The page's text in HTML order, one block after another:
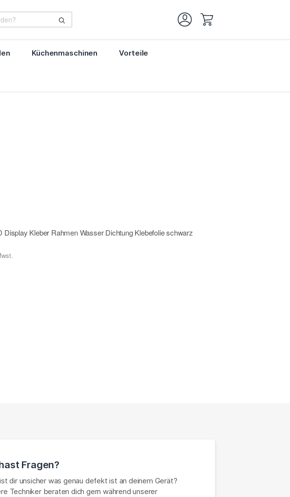
Küchenmaschinen Vorteile
Display Kleber Rahmen Wasser Dichtung Klebefolie schwarz
Fragen?
dir unsicher was genau defekt ist an deinem Gerät?
Techniker beraten dich gern während unserer